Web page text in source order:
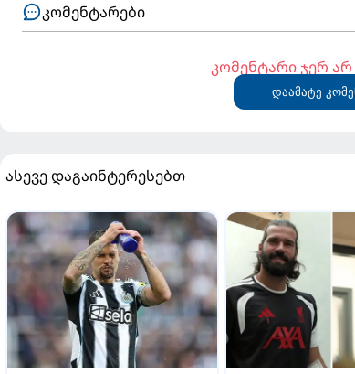
კომენტარები
კომენტარი ჯერ
დაამატე
ასევე დაგაინტერესებთ